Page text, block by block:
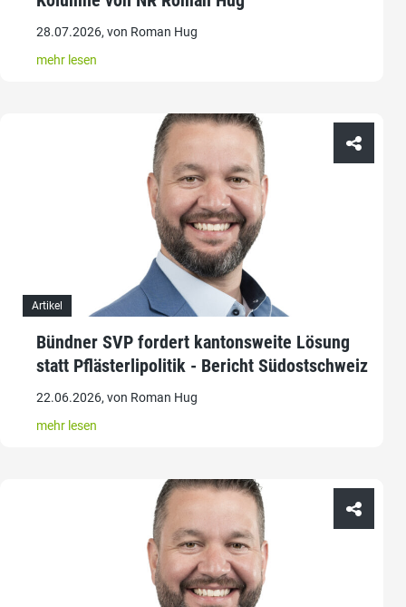
28.07.2026, von Roman Hug
mehr lesen
Artikel
Bündner SVP fordert kantonsweite Lösung
statt Pflästerlipolitik - Bericht Südostschweiz
22.06.2026, von Roman Hug
mehr lesen